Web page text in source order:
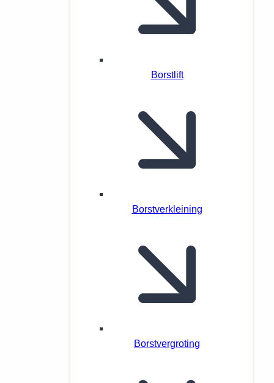
Borstlift
Borstverkleining
Borstvergroting